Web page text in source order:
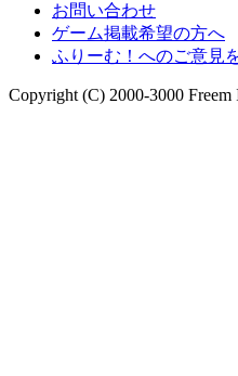
お問い合わせ
ゲーム掲載希望の方へ
ふりーむ！へのご意見
Copyright (C) 2000-3000 Freem